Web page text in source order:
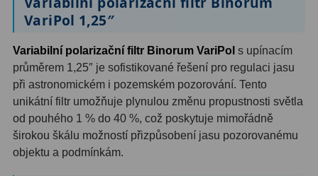
OIII 9
Hβ6
SII2
Barevné66
VariPol 1,25″
Variabilní polarizační filtr Binorum VariPol s upínacím
průměrem 1,25″ je sofistikované řešení pro regulaci jasu
při astronomickém i pozemském pozorování. Tento
unikátní filtr umožňuje plynulou změnu propustnosti světla
od pouhého 1 % do 40 %, což poskytuje mimořádně
širokou škálu možností přizpůsobení jasu pozorovanému
objektu a podmínkám.